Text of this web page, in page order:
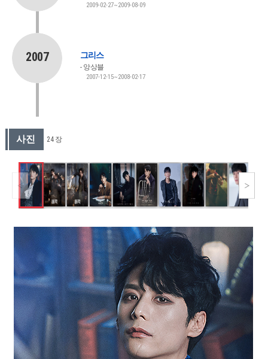
2009-02-27~2009-08-09
2007 그리스
앙상블
2007-12-15~2008-02-17
사진 24 장